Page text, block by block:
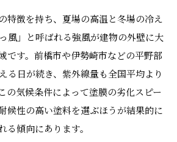
特徴を持ち、夏場の高温と冬場の冷え
風」と呼ばれる強風が建物の外壁に大
です。前橋市や伊勢崎市などの平野部
る日が続き、紫外線量も全国平均より
の気候条件によって塗膜の劣化スピー
候性の高い塗料を選ぶほうが結果的に
る傾向にあります。